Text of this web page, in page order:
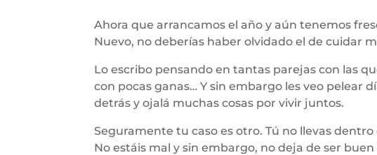
Ahora que arrancamos el año y aún tenemos
Nuevo, no deberías haber olvidado el de cuidar
Lo escribo pensando en tantas parejas con las
con pocas ganas… Y sin embargo les veo pelear
detrás y ojalá muchas cosas por vivir juntos.
Seguramente tu caso es otro. Tú no llevas
No estáis mal y sin embargo, no deja de ser